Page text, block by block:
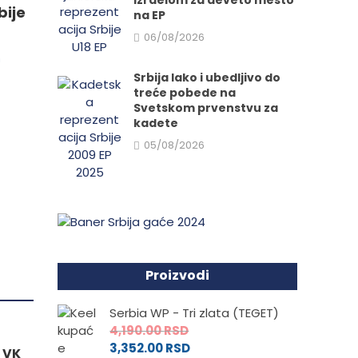
na EP
06/08/2026
Srbija lako i ubedljivo do
treće pobede na
Svetskom prvenstvu za
kadete
05/08/2026
Proizvodi
Serbia WP - Tri zlata (TEGET)
4,190.00RSD
3,352.00RSD